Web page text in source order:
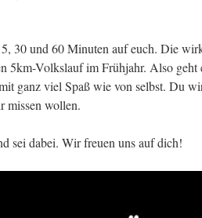
30 und 60 Minuten auf euch. Die
5km-Volkslauf im Frühjahr. Also geht
ganz viel Spaß wie von selbst. Du
missen wollen.
sei dabei. Wir freuen uns auf dich!